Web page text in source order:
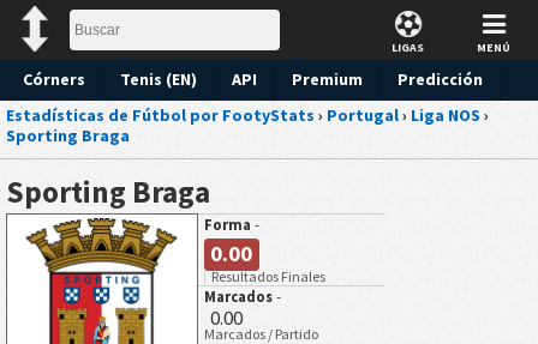
LIGAS MENÚ
Córners Tenis (EN) API Premium
Predicción
Estadísticas de Fútbol por FootyStats › Portugal› Liga NOS ›
Sporting Braga
Sporting Braga
Forma -
0.00
Resultados Finales
Marcados -
0.00
Marcados / Partido